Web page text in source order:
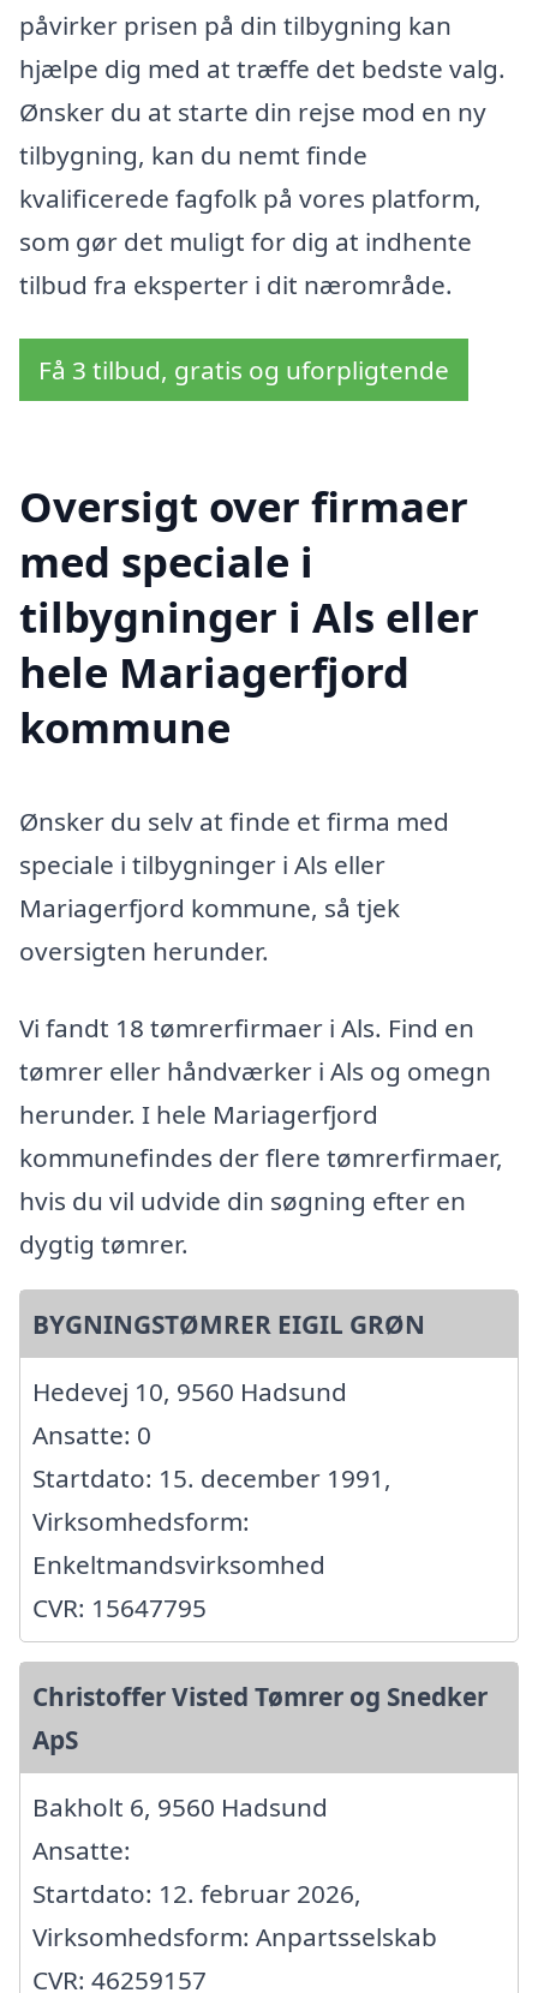
påvirker prisen på din tilbygning kan
hjælpe dig med at træffe det bedste valg.
Ønsker du at starte din rejse mod en ny
tilbygning, kan du nemt finde
kvalificerede fagfolk på vores platform,
som gør det muligt for dig at indhente
tilbud fra eksperter i dit nærområde.
Få 3 tilbud, gratis og uforpligtende
Oversigt over firmaer
med speciale i
tilbygninger i Als eller
hele Mariagerfjord
kommune
Ønsker du selv at finde et firma med
speciale i tilbygninger i Als eller
Mariagerfjord kommune, så tjek
oversigten herunder.
Vi fandt 18 tømrerfirmaer i Als. Find en
tømrer eller håndværker i Als og omegn
herunder. I hele Mariagerfjord
kommunefindes der flere tømrerfirmaer,
hvis du vil udvide din søgning efter en
dygtig tømrer.
BYGNINGSTØMRER EIGIL GRØN
Hedevej 10, 9560 Hadsund
Ansatte: 0
Startdato: 15. december 1991,
Virksomhedsform:
Enkeltmandsvirksomhed
CVR: 15647795
Christoffer Visted Tømrer og Snedker
ApS
Bakholt 6, 9560 Hadsund
Ansatte:
Startdato: 12. februar 2026,
Virksomhedsform: Anpartsselskab
CVR: 46259157